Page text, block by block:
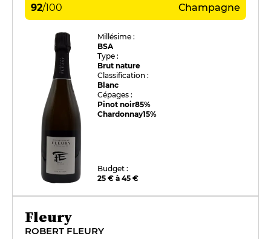
92/100 Champagne
Millésime :
BSA
Type :
Brut nature
Classification :
Blanc
Cépages :
Pinot noir85%
Chardonnay15%
Budget :
25 € à 45 €
Fleury
ROBERT FLEURY